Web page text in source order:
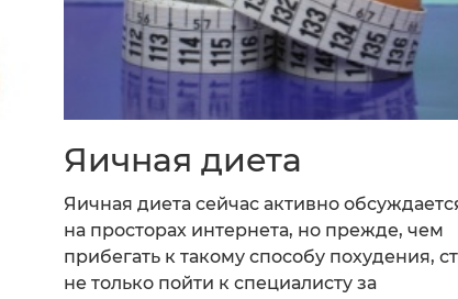
Яичная диета
Яичная диета сейчас активно
на просторах интернета, но прежде, чем
прибегать к такому способу похудения,
не только пойти к специалисту за